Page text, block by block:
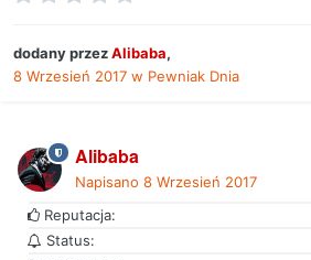
dodany przezAlibaba,
8 Wrzesień 2017 w Pewniak Dnia
Alibaba
Napisano 8 Wrzesień 2017
Reputacja:
Status: